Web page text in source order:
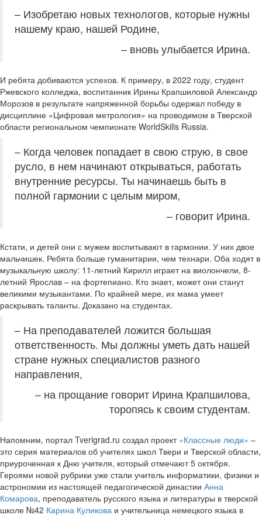
– Изобретаю новых технологов, которые нужны
нашему краю, нашей Родине,
– вновь улыбается Ирина.
И ребята добиваются успехов. К примеру, в 2022 году, студент
Ржевского колледжа, воспитанник Ирины Крапшиловой Александр
Морозов в результате напряженной борьбы одержал победу в
дисциплине «Цифровая метрология» на проводимом в Тверской
области региональном чемпионате WorldSkills Russia.
– Когда человек попадает в свою струю, в свое
русло, в нем начинают открываться, работать
внутренние ресурсы. Ты начинаешь быть в
полной гармонии с целым миром,
– говорит Ирина.
Кстати, и детей они с мужем воспитывают в гармонии. У них двое
мальчишек. Ребята больше гуманитарии, чем технари. Оба ходят в
музыкальную школу: 11-летний Кирилл играет на виолончели, 8-
летний Ярослав – на фортепиано. Кто знает, может они станут
великими музыкантами. По крайней мере, их мама умеет
раскрывать таланты. Доказано на студентах.
– На преподавателей ложится большая
ответственность. Мы должны уметь дать нашей
стране нужных специалистов разного
направления,
– на прощание говорит Ирина Крапшилова,
торопясь к своим студентам.
Напомним, портал Tverigrad.ru создал проект «Классные люди» –
это серия материалов об учителях школ Твери и Тверской области,
приуроченная к Дню учителя, который отмечают 5 октября.
Героями новой рубрики уже стали учитель информатики, физики и
астрономии из настоящей педагогической династии Анна
Комарова, преподаватель русского языка и литературы в тверской
школе №42 Карина Куликова и учительница немецкого языка в